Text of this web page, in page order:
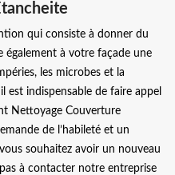
qui consiste à donner du
également à votre façade une
les microbes et la
est indispensable de faire appel
Nettoyage Couverture
de l’habileté et un
souhaitez avoir un nouveau
à contacter notre entreprise